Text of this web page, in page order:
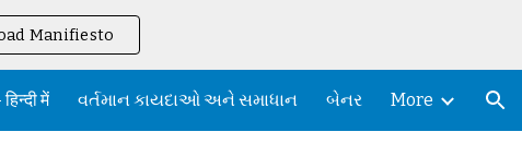
Manifiesto
में વર્તમાન કાયદાઓ અને સમાધાન બેનર More